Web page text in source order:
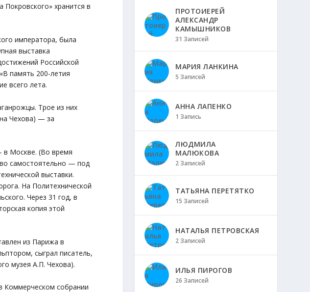
Покровского» хранится в
императора, была
выставка
Российской
память 200-летия
всего лета.
Трое из них
Чехова) — за
в Москве. (Во время
самостоятельно — под
выставки.
На Политехнической
Через 31 год, в
копия этой
из Парижа в
сыграл писатель,
музея А.П. Чехова).
Коммерческом собрании
ПРОТОИЕРЕЙ
АЛЕКСАНДР
КАМЫШНИКОВ
31 Записей
МАРИЯ ЛАНКИНА
5 Записей
АННА ЛАПЕНКО
1 Запись
ЛЮДМИЛА
МАЛЮКОВА
2 Записей
ТАТЬЯНА ПЕРЕТЯТКО
15 Записей
НАТАЛЬЯ ПЕТРОВСКАЯ
2 Записей
ИЛЬЯ ПИРОГОВ
26 Записей